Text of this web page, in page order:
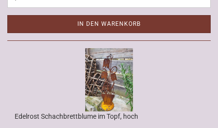
IN DEN WARENKORB
Edelrost Schachbrettblume im Topf, hoch